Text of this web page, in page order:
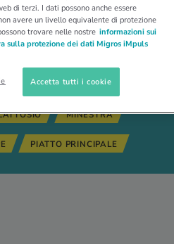
di alimentazione:
MINESTRA
PIATTO PRINCIPALE
di terzi. I dati possono anche essere
avere un livello equivalente di protezione
trovare nelle nostre informazioni sui
sulla protezione dei dati Migros iMpuls
Accetta tutti i cookie